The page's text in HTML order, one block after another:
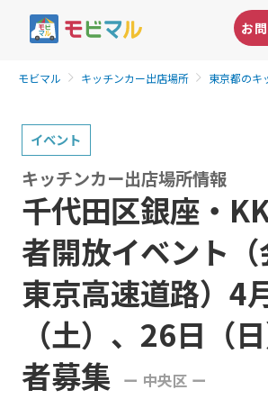
お
モビマル キッチンカー出店場所 東京都のキ
イベント
千代田区銀座・
者開放イベント
東京高速道路）4
（土）、26日（
者募集
ー 中央区 ー
キッチンカー出店場所情報